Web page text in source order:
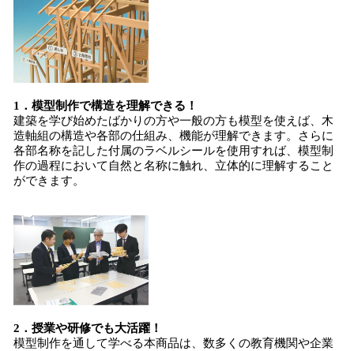
1．模型制作で構造を理解できる！
建築を学び始めたばかりの方や一般の方も模型を使えば、木
造軸組の構造や各部の仕組み、機能が理解できます。さらに
各部名称を記した付属のラベルシールを使用すれば、模型制
作の過程において自然と名称に触れ、立体的に理解すること
ができます。
2．授業や研修でも大活躍！
模型制作を通して学べる本商品は、数多くの教育機関や企業